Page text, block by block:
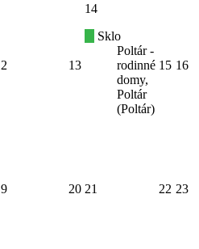
13
14
Sklo
Poltár -
rodinné
domy,
Poltár
(Poltár)
15 16
20 21 22 23